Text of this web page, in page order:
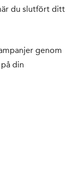
du slutfört ditt
genom
din